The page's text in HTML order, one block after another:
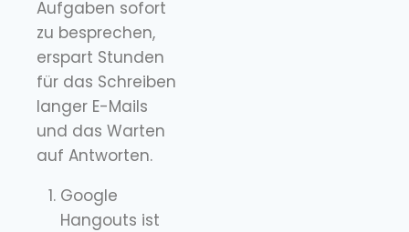
Aufgaben sofort
zu besprechen,
erspart Stunden
für das Schreiben
langer E-Mails
und das Warten
auf Antworten.
Google
Hangouts ist